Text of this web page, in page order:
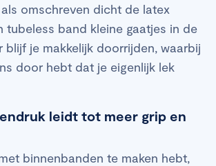
omschreven dicht de latex
tubeless band kleine gaatjes in de
blijf je makkelijk doorrijden, waarbij
door hebt dat je eigenlijk lek
leidt tot meer grip en
binnenbanden te maken hebt,